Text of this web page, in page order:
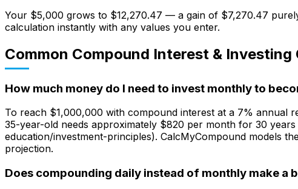
Your $5,000 grows to $12,270.47 — a gain of $7,270.47
calculation instantly with any values you enter.
Common Compound Interest & Investing
How much money do I need to invest monthly to
To reach $1,000,000 with compound interest at a 7% annual
35-year-old needs approximately $820 per month for 30
education/investment-principles). CalcMyCompound models
projection.
Does compounding daily instead of monthly make a